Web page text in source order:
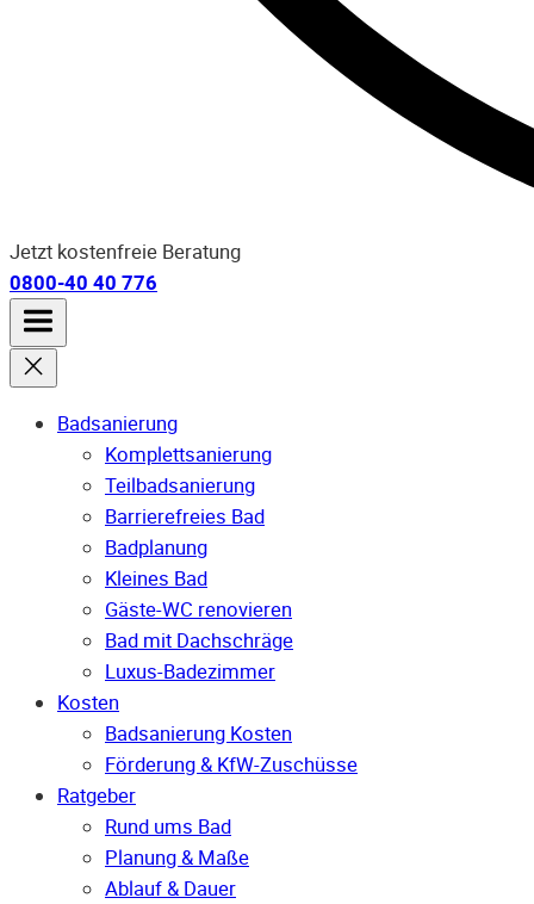
Jetzt kostenfreie Beratung
0800-40 40 776
Badsanierung
Komplettsanierung
Teilbadsanierung
Barrierefreies Bad
Badplanung
Kleines Bad
Gäste-WC renovieren
Bad mit Dachschräge
Luxus-Badezimmer
Kosten
Badsanierung Kosten
Förderung & KfW-Zuschüsse
Ratgeber
Rund ums Bad
Planung & Maße
Ablauf & Dauer